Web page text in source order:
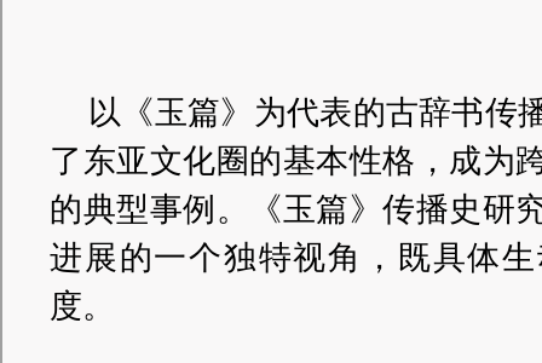
以《玉篇》为代表的古辞书传
了东亚文化圈的基本性格，成为
的典型事例。《玉篇》传播史研
进展的一个独特视角，既具体
度。